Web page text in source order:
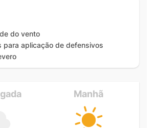
do vento
para aplicação de defensivos
Manhã